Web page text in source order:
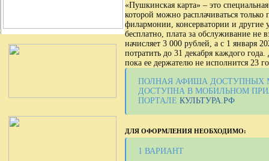
«Пушкинская карта» – это
которой можно расплачиваться
филармонии, консерватории и другие
бесплатно, плата за обслуживание не
начисляет 3 000 рублей, а с 1 января
потратить до 31 декабря каждого
пока ее держателю не исполнится 23
ПОЛНАЯ АФИША ДОСТУПНЫХ
ДОСТУПНА В МОБИЛЬНОМ
ПОРТАЛЕ КУЛЬТУРА.РФ
ДЛЯ ОФОРМЛЕНИЯ НЕОБХОДИМО:
1 ВАРИАНТ